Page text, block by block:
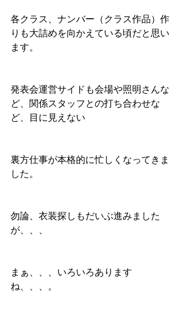
各クラス、ナンバー（クラス作品）作
りも大詰めを向かえている頃だと思い
ます。
発表会運営サイドも会場や照明さんな
ど、関係スタッフとの打ち合わせな
ど、目に見えない
裏方仕事が本格的に忙しくなってきま
した。
勿論、衣装探しもだいぶ進みました
が、、、
まぁ、、、いろいろあります
ね、、、。